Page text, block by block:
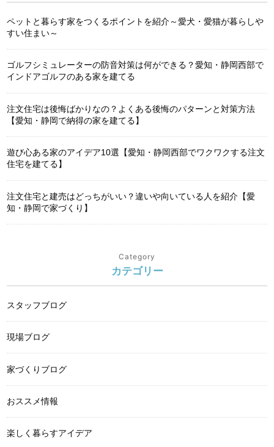
ペットと暮らす家をつくるポイントを紹介～愛犬・愛猫が暮らしや
すい住まい～
ゴルフシミュレーターの防音対策は何ができる？愛知・静岡西部で
インドアゴルフのある家を建てる
注文住宅は後悔ばかりなの？よくある後悔のパターンと対策方法
【愛知・静岡で納得の家を建てる】
遊び心ある家のアイデア10選【愛知・静岡西部でワクワクする注文
住宅を建てる】
注文住宅と建売はどっちがいい？違いや向いている人を紹介【愛
知・静岡で家づくり】
Category
カテゴリー
スタッフブログ
現場ブログ
家づくりブログ
おススメ情報
楽しく暮らすアイデア